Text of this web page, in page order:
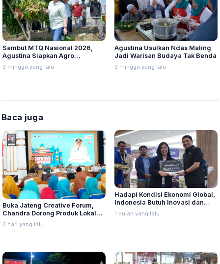
Sambut MTQ Nasional 2026,
Agustina Siapkan Agro
Eduwisata
3 minggu yang lalu
Agustina Usulkan Ndas Maling
Jadi Warisan Budaya Tak Benda
3 minggu yang lalu
Baca juga
Buka Jateng Creative Forum,
Chandra Dorong Produk Lokal
Pati Naik Kelas
3 hari yang lalu
Hadapi Kondisi Ekonomi Global,
Indonesia Butuh Inovasi dan
Pelaku Usaha yang Adaptif
1 bulan yang lalu